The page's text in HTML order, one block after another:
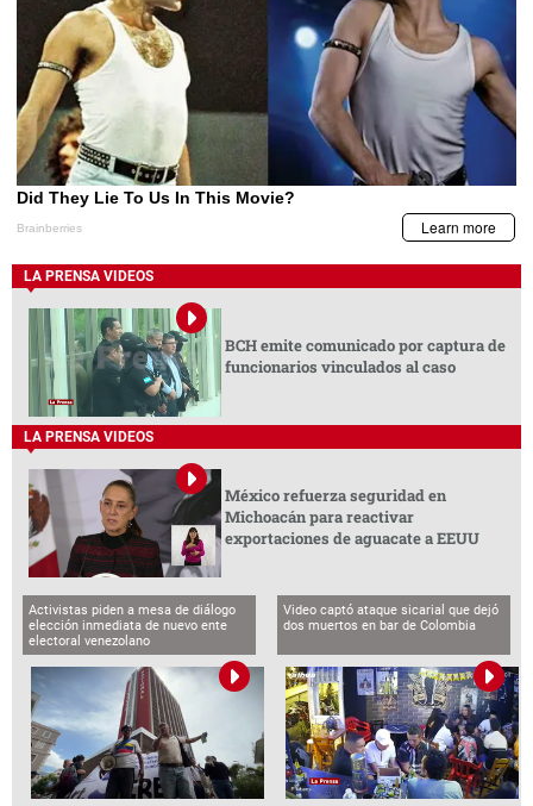
LA PRENSA VIDEOS
BCH emite comunicado por captura de
funcionarios vinculados al caso
LA PRENSA VIDEOS
México refuerza seguridad en
Michoacán para reactivar
exportaciones de aguacate a EEUU
Activistas piden a mesa de diálogo
elección inmediata de nuevo ente
electoral venezolano
Video captó ataque sicarial que dejó
dos muertos en bar de Colombia